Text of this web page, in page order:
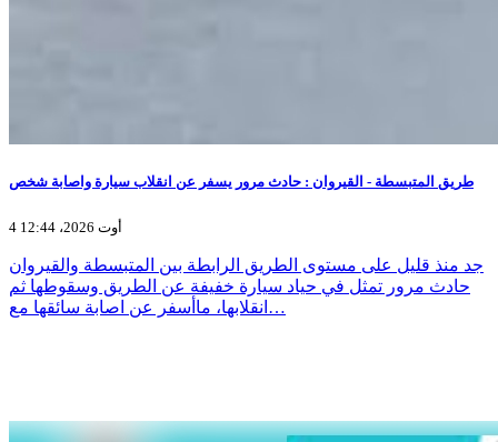
طريق المتبسطة - القيروان : حادث مرور يسفر عن انقلاب سيارة واصابة شخص
4 أوت 2026، 12:44
جد منذ قليل على مستوى الطريق الرابطة بين المتبسطة والقيروان
حادث مرور تمثل في حياد سيارة خفيفة عن الطريق وسقوطها ثم
انقلابها، ماأسفر عن اصابة سائقها مع…